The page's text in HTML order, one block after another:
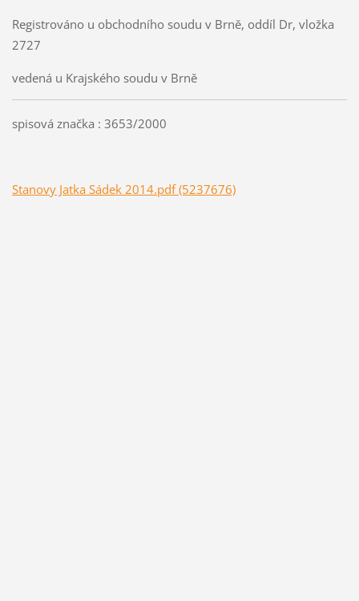
Registrováno u obchodního soudu v Brně, oddíl Dr, vložka
2727
vedená u Krajského soudu v Brně
spisová značka : 3653/2000
Stanovy Jatka Sádek 2014.pdf (5237676)